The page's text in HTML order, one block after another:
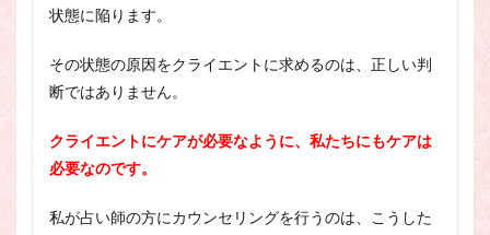
状態に陥ります。
その状態の原因をクライエントに求めるのは、正しい判
断ではありません。
クライエントにケアが必要なように、私たちにもケアは
必要なのです。
私が占い師の方にカウンセリングを行うのは、こうした